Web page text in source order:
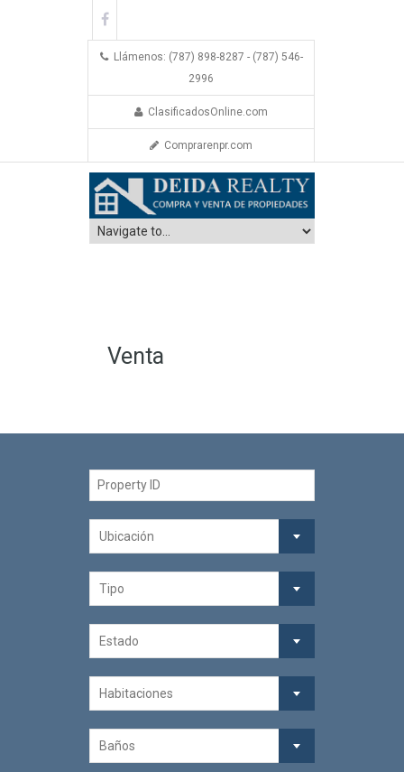
Llámenos: (787) 898-8287 - (787) 546-
2996
ClasificadosOnline.com
Comprarenpr.com
Venta
Ubicación
Tipo
Estado
Habitaciones
Baños